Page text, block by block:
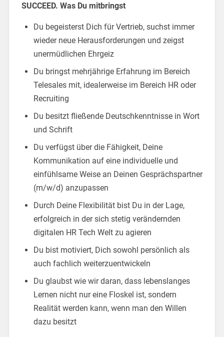
SUCCEED. Was Du mitbringst
Du begeisterst Dich für Vertrieb, suchst immer
wieder neue Herausforderungen und zeigst
unermüdlichen Ehrgeiz
Du bringst mehrjährige Erfahrung im Bereich
Telesales mit, idealerweise im Bereich HR oder
Recruiting
Du besitzt fließende Deutschkenntnisse in Wort
und Schrift
Du verfügst über die Fähigkeit, Deine
Kommunikation auf eine individuelle und
einfühlsame Weise an Deinen Gesprächspartner
(m/w/d) anzupassen
Durch Deine Flexibilität bist Du in der Lage,
erfolgreich in der sich stetig verändernden
digitalen HR Tech Welt zu agieren
Du bist motiviert, Dich sowohl persönlich als
auch fachlich weiterzuentwickeln
Du glaubst wie wir daran, dass lebenslanges
Lernen nicht nur eine Floskel ist, sondern
Realität werden kann, wenn man den Willen
dazu besitzt